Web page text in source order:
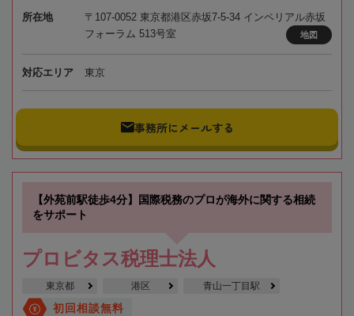
所在地
〒107-0052 東京都港区赤坂7-5-34 インペリアル赤坂
フォーラム 513号室
地図
対応エリア 東京
事務所にメールする
【外苑前駅徒歩4分】国際税務のプロが海外に関する相続
をサポート
プロビタス税理士法人
東京都 港区 青山一丁目駅
初回相談無料